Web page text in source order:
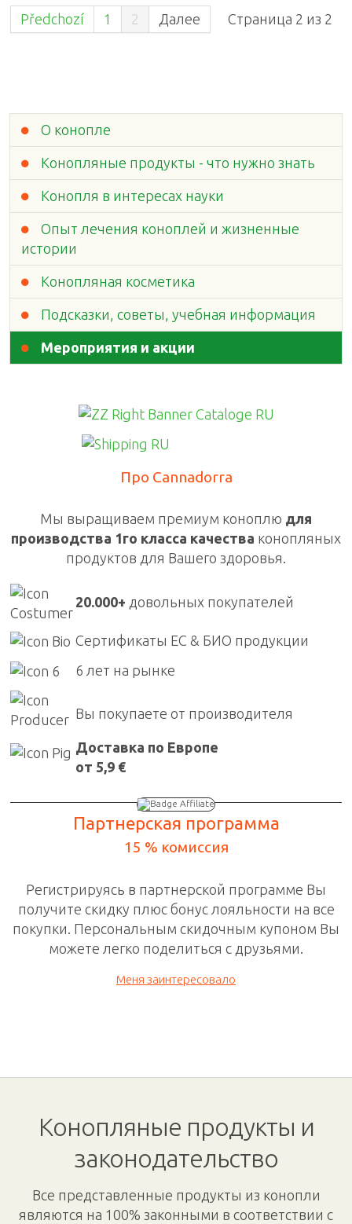
Страница 2 из 2
Předchozí 1 2 Далее
О конопле
Конопляные продукты - что нужно знать
Конопля в интересах науки
Опыт лечения коноплей и жизненные
истории
Конопляная косметика
Подсказки, советы, учебная информация
Мероприятия и акции
Про Cannadorra
Мы выращиваем премиум коноплю для
производства 1го класса качества конопляных
продуктов для Вашего здоровья.
20.000+ довольных покупателей
Сертификаты ЕС & БИО продукции
6 лет на рынке
Вы покупаете от производителя
Доставка по Европе
от 5,9 €
Партнерская программа
15 % комиссия
Регистрируясь в партнерской программе Вы
получите скидку плюс бонус лояльности на все
покупки. Персональным скидочным купоном Вы
можете легко поделиться с друзьями.
Меня заинтересовало
Конопляные продукты и
законодательство
Все представленные продукты из конопли
являются на 100% законными в соответствии с